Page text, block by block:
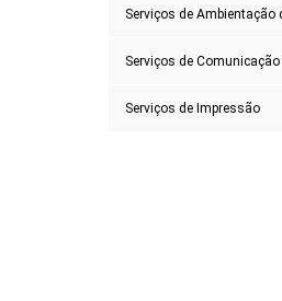
Serviços de Ambientação
Serviços de Comunicação
Serviços de Impressão